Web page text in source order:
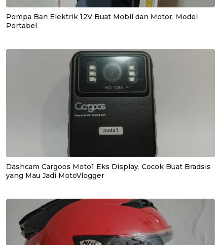
Pompa Ban Elektrik 12V Buat Mobil dan Motor, Model
Portabel
Dashcam Cargoos Moto1 Eks Display, Cocok Buat Bradsis
yang Mau Jadi MotoVlogger